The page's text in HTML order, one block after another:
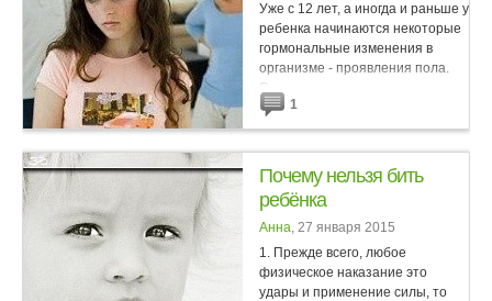
Уже с 12 лет, а иногда и раньше у
ребенка начинаются некоторые
гормональные изменения в
организме - проявления пола.
Эти процессы влияют и на
психику. Ребенок понимает, что
взрослеет, ему хочется...
1
Почему нельзя бить
ребёнка
Анна, 27 января 2015
1. Прежде всего, любое
физическое наказание это
удары и применение силы, то